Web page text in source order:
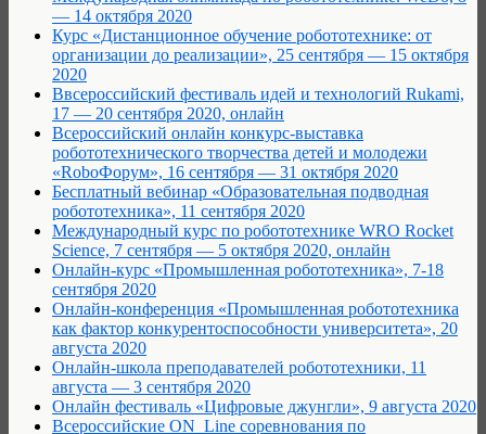
— 14 октября 2020
Курс «Дистанционное обучение робототехнике: от
организации до реализации», 25 сентября — 15 октября
2020
Ввсероссийский фестиваль идей и технологий Rukami,
17 — 20 сентября 2020, онлайн
Всероссийский онлайн конкурс-выставка
робототехнического творчества детей и молодежи
«RoboФорум», 16 сентября — 31 октября 2020
Бесплатный вебинар «Образовательная подводная
робототехника», 11 сентября 2020
Международный курс по робототехнике WRO Rocket
Science, 7 сентября — 5 октября 2020, онлайн
Онлайн-курс «Промышленная робототехника», 7-18
сентября 2020
Онлайн-конференция «Промышленная робототехника
как фактор конкурентоспособности университета», 20
августа 2020
Онлайн-школа преподавателей робототехники, 11
августа — 3 сентября 2020
Онлайн фестиваль «Цифровые джунгли», 9 августа 2020
Всероссийские ON_Line соревнования по